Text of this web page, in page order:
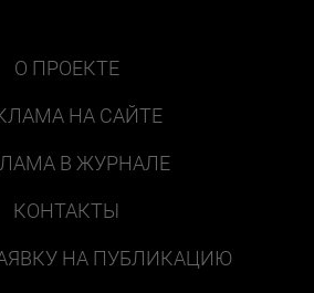
О ПРОЕКТЕ
НА САЙТЕ
В ЖУРНАЛЕ
КОНТАКТЫ
НА ПУБЛИКАЦИЮ